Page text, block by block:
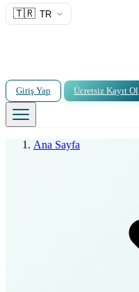
🇹🇷 TR
Giriş Yap Ücretsiz Kayıt Ol
Ana Sayfa